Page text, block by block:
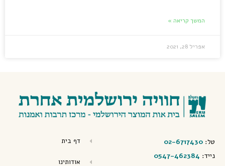
המשך קריאה »
אפריל 28, 2021
טל: 02-6717430
נייד: 0547-462384
דף בית
אודותינו